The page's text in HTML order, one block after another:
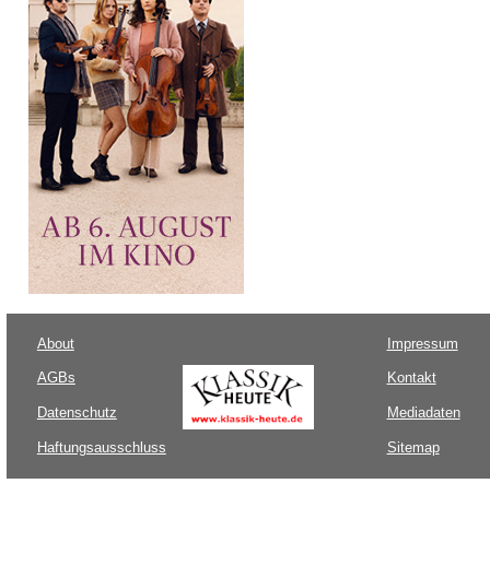
About
AGBs
Datenschutz
Haftungsausschluss
Impressum
Kontakt
Mediadaten
Sitemap